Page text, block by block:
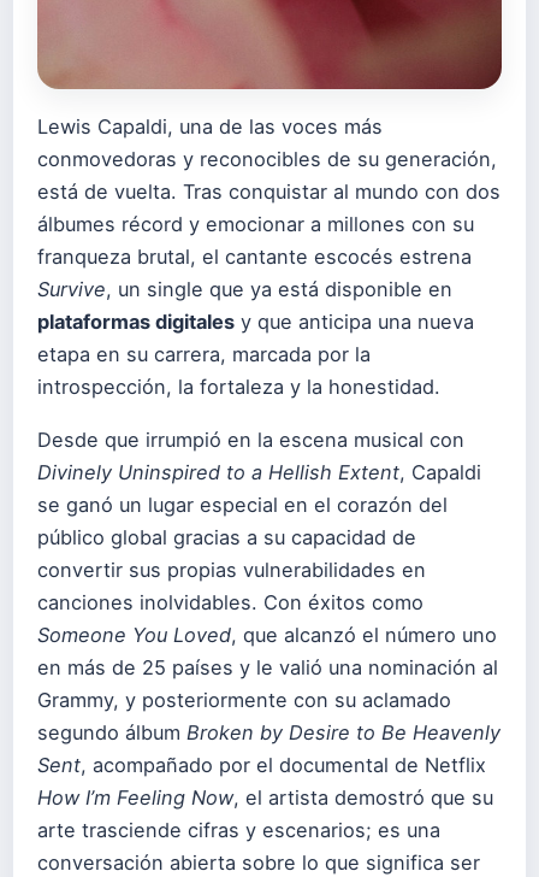
Lewis Capaldi, una de las voces más
conmovedoras y reconocibles de su generación,
está de vuelta. Tras conquistar al mundo con dos
álbumes récord y emocionar a millones con su
franqueza brutal, el cantante escocés estrena
Survive, un single que ya está disponible en
plataformas digitales y que anticipa una nueva
etapa en su carrera, marcada por la
introspección, la fortaleza y la honestidad.
Desde que irrumpió en la escena musical con
Divinely Uninspired to a Hellish Extent, Capaldi
se ganó un lugar especial en el corazón del
público global gracias a su capacidad de
convertir sus propias vulnerabilidades en
canciones inolvidables. Con éxitos como
Someone You Loved, que alcanzó el número uno
en más de 25 países y le valió una nominación al
Grammy, y posteriormente con su aclamado
segundo álbum Broken by Desire to Be Heavenly
Sent, acompañado por el documental de Netflix
How I’m Feeling Now, el artista demostró que su
arte trasciende cifras y escenarios; es una
conversación abierta sobre lo que significa ser